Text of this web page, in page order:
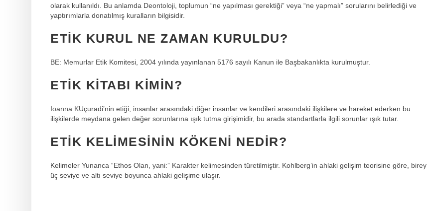
olarak kullanıldı. Bu anlamda Deontoloji, toplumun “ne yapılması gerektiği” veya “ne yapmalı” sorularını belirlediği ve
yaptırımlarla donatılmış kuralların bilgisidir.
ETIK KURUL NE ZAMAN KURULDU?
BE: Memurlar Etik Komitesi, 2004 yılında yayınlanan 5176 sayılı Kanun ile Başbakanlıkta kurulmuştur.
ETIK KITABI KIMIN?
Ioanna KUçuradi’nin etiği, insanlar arasındaki diğer insanlar ve kendileri arasındaki ilişkilere ve hareket ederken bu
ilişkilerde meydana gelen değer sorunlarına ışık tutma girişimidir, bu arada standartlarla ilgili sorunlar ışık tutar.
ETIK KELIMESININ KÖKENI NEDIR?
Kelimeler Yunanca “Ethos Olan, yani:” Karakter kelimesinden türetilmiştir. Kohlberg’in ahlaki gelişim teorisine göre, birey
üç seviye ve altı seviye boyunca ahlaki gelişime ulaşır.